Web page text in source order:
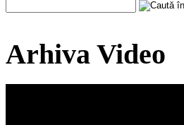
Arhiva Video